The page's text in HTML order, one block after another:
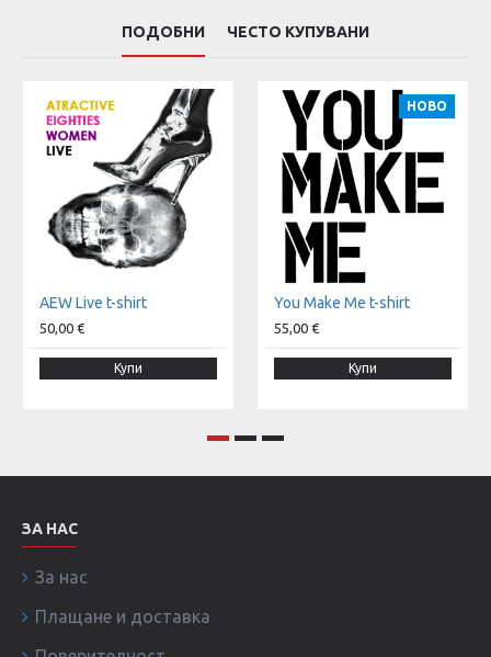
ПОДОБНИ ЧЕСТО КУПУВАНИ
AEW Live t-shirt
50,00 €
Купи
НОВО
You Make Me t-shirt
55,00 €
Купи
ЗА НАС
За нас
Плащане и доставка